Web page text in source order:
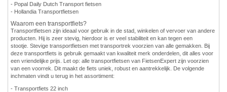
- Popal Daily Dutch Transport fietsen
- Hollandia Transportfietsen
Waarom een transportfiets?
Transportfietsen zijn ideaal voor gebruik in de stad, winkelen of vervoer van andere
producten. Hij is zeer stevig, hierdoor is er veel stabiliteit en kan tegen een
stootje. Stevige transportfietsen met transportrek voorzien van alle gemakken. Bij
deze transportfiets is gebruik gemaakt van kwaliteit merk onderdelen, dit alles voor
een vriendelijke prijs. Let op: alle transportfietsen van FietsenExpert zijn voorzien
van een voorrek. Dit maakt de fiets uniek, robust en aantrekkelijk. De volgende
inchmaten vindt u terug in het assortiment:
- Transportfiets 22 inch